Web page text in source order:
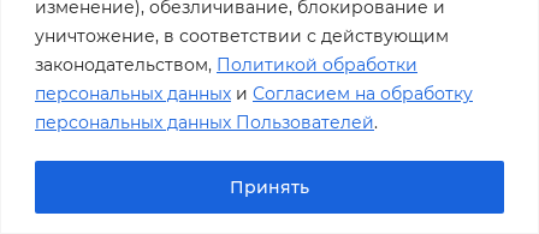
изменение), обезличивание, блокирование и
уничтожение, в соответствии с действующим
законодательством, Политикой обработки
персональных данных и Согласием на обработку
персональных данных Пользователей.
Принять
а
я
ш
к